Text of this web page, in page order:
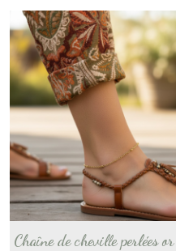
Chaîne de cheville perlées or